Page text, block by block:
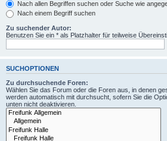
Nach allen Begriffen suchen oder Suche wie
Nach einem Begriff suchen
Zu suchender Autor:
Benutzen Sie ein * als Platzhalter für teilweise
SUCHOPTIONEN
Zu durchsuchende Foren:
Wählen Sie das Forum oder die Foren aus, in denen
werden automatisch mit durchsucht, sofern Sie die
unten nicht deaktivieren.